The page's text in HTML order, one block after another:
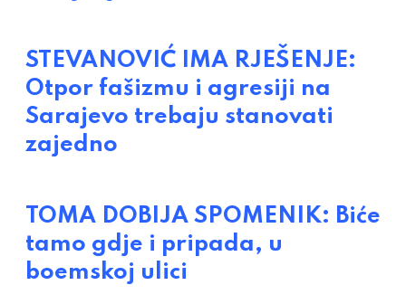
STEVANOVIĆ IMA RJEŠENJE:
Otpor fašizmu i agresiji na
Sarajevo trebaju stanovati
zajedno
TOMA DOBIJA SPOMENIK: Biće
tamo gdje i pripada, u
boemskoj ulici